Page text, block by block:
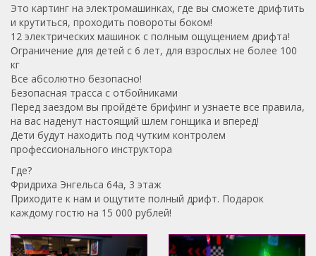
Это картинг на электромашинках, где вы сможете дрифтить
и крутиться, проходить повороты боком!
12 электрических машинок с полным ощущением дрифта!
Ограничение для детей с 6 лет, для взрослых не более 100
кг
Все абсолютно безопасно!
Безопасная трасса с отбойниками
Перед заездом вы пройдёте брифинг и узнаете все правила,
на вас наденут настоящий шлем гонщика и вперед!
Дети будут находить под чутким контролем
профессионального инструктора
Где?
Фридриха Энгельса 64а, 3 этаж
Приходите к нам и ощутите полный дрифт. Подарок
каждому гостю на 15 000 рублей!